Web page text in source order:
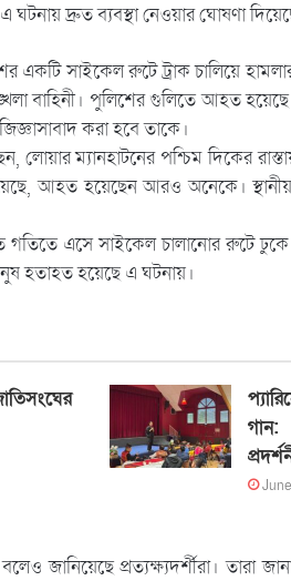
ঘটনায় দ্রুত ব্যবস্থা নেওয়ার ঘোষণা
একটি সাইকেল রুটে ট্রাক চালিয়ে
বাহিনী। পুলিশের গুলিতে আহত হয়েছে
করা হবে তাকে।
লোয়ার ম্যানহাটনের পশ্চিম দিকের
আহত হয়েছেন আরও অনেকে।
গতিতে এসে সাইকেল চালানোর রুটে
হতাহত হয়েছে এ ঘটনায়।
প্রত্যক্ষ্যদর্শীরা। তারা